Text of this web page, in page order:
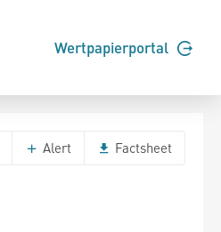
Wertpapierportal
Alert Factsheet